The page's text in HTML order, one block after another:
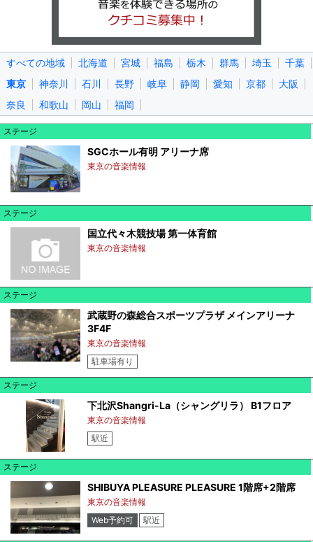
すべての地域 北海道 宮城 福島 栃木 群馬 埼玉
千葉
東京
神奈川 石川 長野 岐阜 静岡 愛知 京都
大阪
奈良
和歌山 岡山 福岡
ステージ
SGCホール有明 アリーナ席
東京の音楽情報
ステージ
国立代々木競技場 第一体育館
東京の音楽情報
ステージ
武蔵野の森総合スポーツプラザ メインアリーナ
3F4F
東京の音楽情報
駐車場有り
ステージ
下北沢Shangri-La（シャングリラ） B1フロア
東京の音楽情報
駅近
ステージ
SHIBUYA PLEASURE PLEASURE 1階席+2階席
東京の音楽情報
Web予約可
駅近